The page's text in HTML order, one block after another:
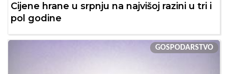
Cijene hrane u srpnju na najvišoj razini u tri i
pol godine
GOSPODARSTVO